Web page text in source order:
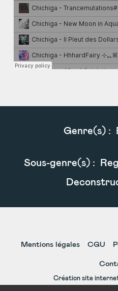
Genre(s) :
Sous-genre(s) :
Mentions légales CGU
Création site